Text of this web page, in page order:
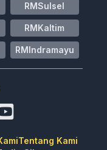
RMSulsel
RMKaltim
RMIndramayu
Tentang Kami